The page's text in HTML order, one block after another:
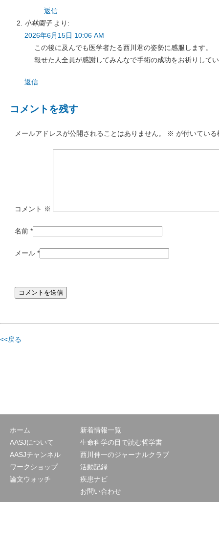
返信
小林園子 より:
2026年6月15日 10:06 AM
この後に及んでも医学者たる西川君の姿勢に感服します。
報せた人全員が感謝してみんなで手術の成功をお祈りして
返信
コメントを残す
メールアドレスが公開されることはありません。 ※ が付いてい
コメント ※
名前 *
メール *
<<戻る
ホーム
AASJについて
AASJチャンネル
ワークショップ
論文ウォッチ
新着情報一覧
生命科学の目で読む哲学書
西川伸一のジャーナルクラブ
活動記録
疾患ナビ
お問い合わせ